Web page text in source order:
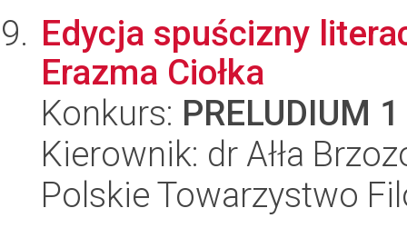
Edycja spuścizny
Erazma Ciołka
Konkurs: PRELUDIUM 1
Kierownik: dr Ałła
Polskie Towarzystwo